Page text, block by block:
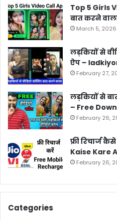
Top 5 Girls
बात करने
March 5, 2026
लड़कियों से
ऐप –
February 27,
लड़कियों से
– Free
February 26,
फ्री रिचार्ज
Kaise Kare
February 26,
Categories